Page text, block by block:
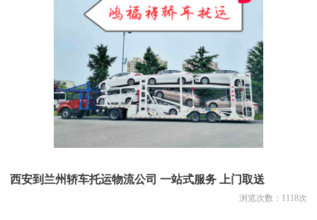
西安到兰州轿车托运物流公司 一站式服务 上门取送
浏览次数： 1118次